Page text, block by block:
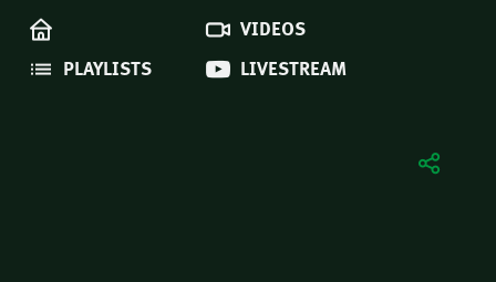
VIDEOS
PLAYLISTS
LIVESTREAM